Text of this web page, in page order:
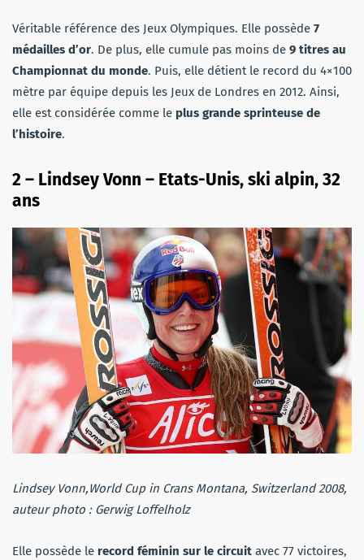
Véritable référence des Jeux Olympiques. Elle possède 7
médailles d’or. De plus, elle cumule pas moins de 9 titres au
Championnat du monde. Puis, elle détient le record du 4×100
mètre par équipe depuis les Jeux de Londres en 2012. Ainsi,
elle est considérée comme le plus grande sprinteuse de
l’histoire.
2 – Lindsey Vonn – Etats-Unis, ski alpin, 32
ans
Lindsey Vonn,World Cup in Crans Montana, Switzerland 2008,
auteur photo : Gerwig Loffelholz
Elle possède le record féminin sur le circuit avec 77 victoires,